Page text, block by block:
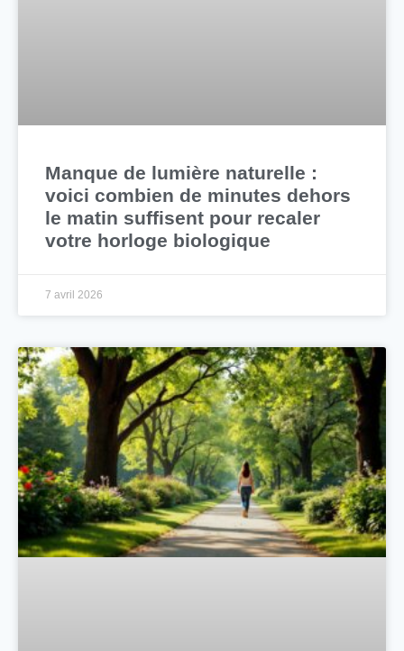
Manque de lumière naturelle :
voici combien de minutes dehors
le matin suffisent pour recaler
votre horloge biologique
7 avril 2026